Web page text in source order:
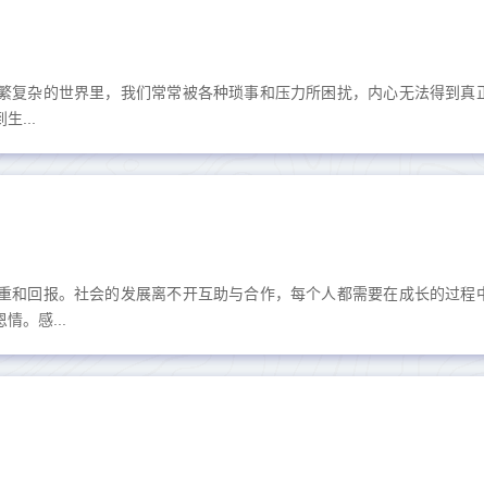
复杂的世界里，我们常常被各种琐事和压力所困扰，内心无法得到真
...
回报。社会的发展离不开互助与合作，每个人都需要在成长的过程
。感...